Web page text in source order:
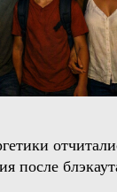
после